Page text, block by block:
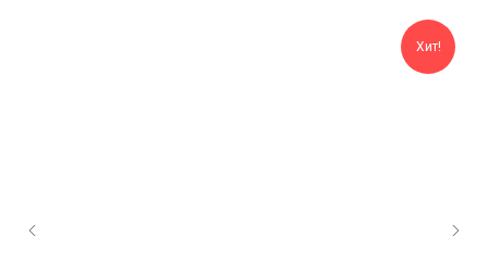
Хит!
оставьте запрос на звонок менеджера